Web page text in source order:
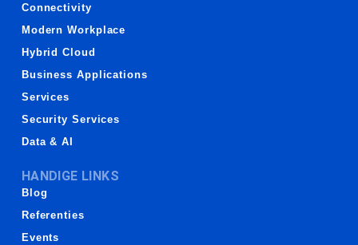
Connectivity
Modern Workplace
Hybrid Cloud
Business Applications
Services
Security Services
Data & AI
HANDIGE LINKS
Blog
Referenties
Events